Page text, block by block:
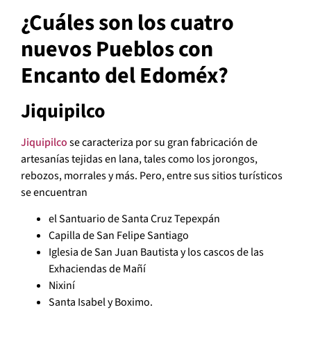
¿Cuáles son los cuatro
nuevos Pueblos con
Encanto del Edoméx?
Jiquipilco
Jiquipilcose caracteriza por su gran fabricación de
artesanías tejidas en lana, tales como los jorongos,
rebozos, morrales y más. Pero, entre sus sitios turísticos
se encuentran
el Santuario de Santa Cruz Tepexpán
Capilla de San Felipe Santiago
Iglesia de San Juan Bautista y los cascos de las
Exhaciendas de Mañí
Nixiní
Santa Isabel y Boximo.